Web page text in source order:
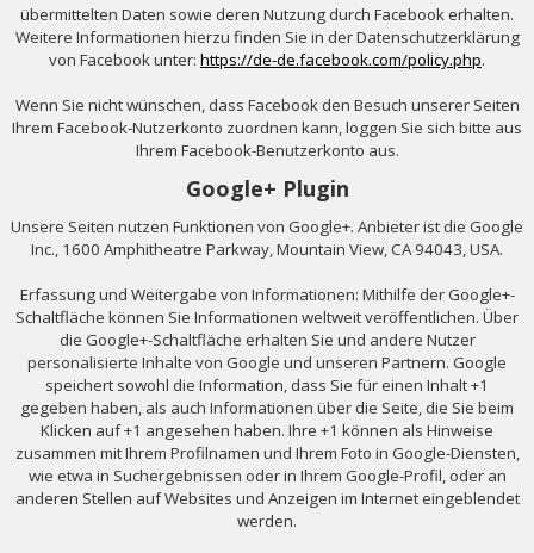
übermittelten Daten sowie deren Nutzung durch Facebook erhalten.
Weitere Informationen hierzu finden Sie in der Datenschutzerklärung
von Facebook unter: https://de-de.facebook.com/policy.php.
Wenn Sie nicht wünschen, dass Facebook den Besuch unserer Seiten
Ihrem Facebook-Nutzerkonto zuordnen kann, loggen Sie sich bitte aus
Ihrem Facebook-Benutzerkonto aus.
Google+ Plugin
Unsere Seiten nutzen Funktionen von Google+. Anbieter ist die Google
Inc., 1600 Amphitheatre Parkway, Mountain View, CA 94043, USA.
Erfassung und Weitergabe von Informationen: Mithilfe der Google+-
Schaltfläche können Sie Informationen weltweit veröffentlichen. Über
die Google+-Schaltfläche erhalten Sie und andere Nutzer
personalisierte Inhalte von Google und unseren Partnern. Google
speichert sowohl die Information, dass Sie für einen Inhalt +1
gegeben haben, als auch Informationen über die Seite, die Sie beim
Klicken auf +1 angesehen haben. Ihre +1 können als Hinweise
zusammen mit Ihrem Profilnamen und Ihrem Foto in Google-Diensten,
wie etwa in Suchergebnissen oder in Ihrem Google-Profil, oder an
anderen Stellen auf Websites und Anzeigen im Internet eingeblendet
werden.